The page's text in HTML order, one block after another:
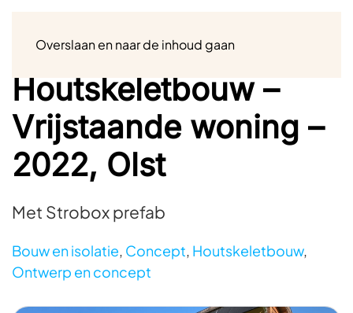
Overslaan en naar de inhoud gaan
Houtskeletbouw –
Vrijstaande woning –
2022, Olst
Met Strobox prefab
Bouw en isolatie, Concept, Houtskeletbouw,
Ontwerp en concept